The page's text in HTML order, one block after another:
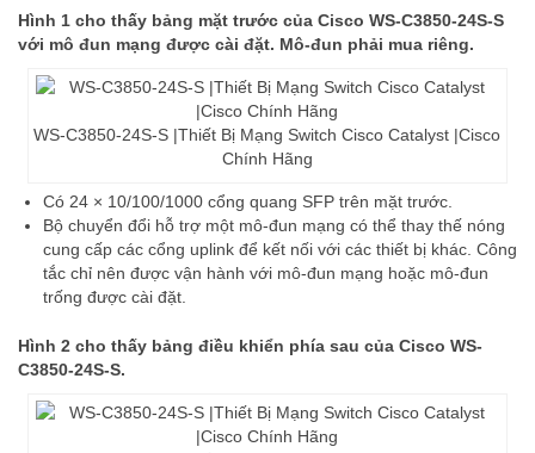
Hình 1 cho thấy bảng mặt trước của Cisco WS-C3850-24S-S
với mô đun mạng được cài đặt. Mô-đun phải mua riêng.
WS-C3850-24S-S |Thiết Bị Mạng Switch Cisco Catalyst |Cisco
Chính Hãng
Có 24 × 10/100/1000 cổng quang SFP trên mặt trước.
Bộ chuyển đổi hỗ trợ một mô-đun mạng có thể thay thế nóng
cung cấp các cổng uplink để kết nối với các thiết bị khác. Công
tắc chỉ nên được vận hành với mô-đun mạng hoặc mô-đun
trống được cài đặt.
Hình 2 cho thấy bảng điều khiển phía sau của Cisco WS-
C3850-24S-S.